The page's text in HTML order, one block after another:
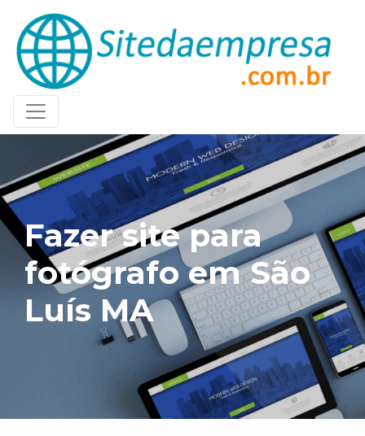
Fazer site para
fotógrafo em São
Luís MA